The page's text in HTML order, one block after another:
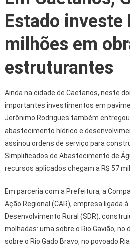
Estado investe
milhões em
estruturantes
Ainda na cidade de Caetanos, neste
importantes investimentos em
Jerônimo Rodrigues também
abastecimento hídrico e
assinou ordens de serviço para
Simplificados de Abastecimento de
recursos aplicados chegam a R$ 57
Em parceria com a Prefeitura, a
Ação Regional (CAR), empresa ligada
Desenvolvimento Rural (SDR),
molhadas: uma sobre o Rio Gavião,
sobre o Rio Gado Bravo, no povoado